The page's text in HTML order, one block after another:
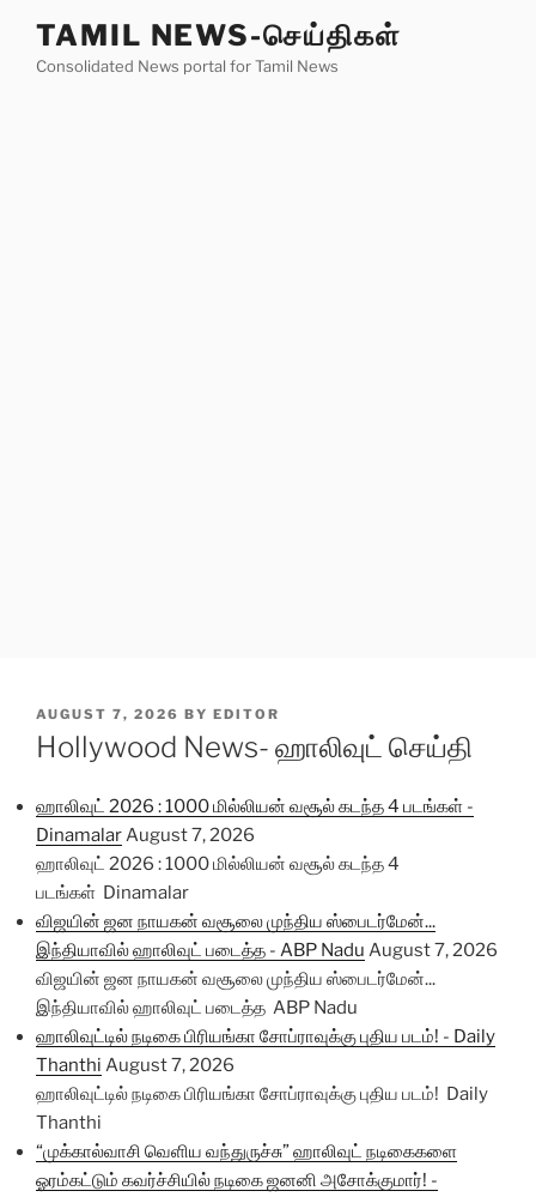
content
TAMIL NEWS-செய்திகள்
Consolidated News portal for Tamil News
POSTED
ON
AUGUST 7, 2026 BY EDITOR
Hollywood News- ஹாலிவுட் செய்தி
ஹாலிவுட் 2026 : 1000 மில்லியன் வசூல் கடந்த 4 படங்கள் -
DinamalarAugust 7, 2026
ஹாலிவுட் 2026 : 1000 மில்லியன் வசூல் கடந்த 4
படங்கள் Dinamalar
விஜயின் ஜன நாயகன் வசூலை முந்திய ஸ்பைடர்மேன்...
இந்தியாவில் ஹாலிவுட் படைத்த - ABP Nadu August 7, 2026
விஜயின் ஜன நாயகன் வசூலை முந்திய ஸ்பைடர்மேன்...
இந்தியாவில் ஹாலிவுட் படைத்த ABP Nadu
ஹாலிவுட்டில் நடிகை பிரியங்கா சோப்ராவுக்கு புதிய படம்! - Daily
Thanthi August 7, 2026
ஹாலிவுட்டில் நடிகை பிரியங்கா சோப்ராவுக்கு புதிய படம்! Daily
Thanthi
“முக்கால்வாசி வெளிய வந்துருச்சு” ஹாலிவுட் நடிகைகளை
ஓரம்கட்டும் கவர்ச்சியில் நடிகை ஜனனி அசோக்குமார்! -